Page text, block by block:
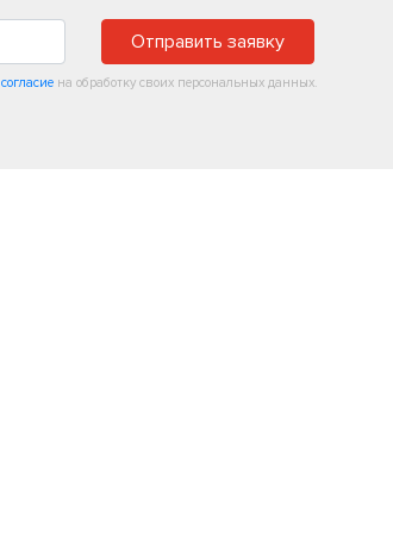
Отправить заявку
согласиена обработку своих персональных данных.